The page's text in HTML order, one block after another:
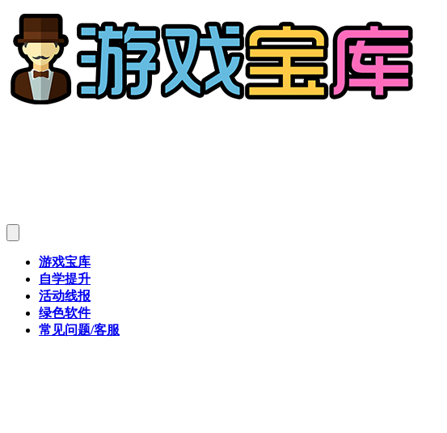
游戏宝库
自学提升
活动线报
绿色软件
常见问题/客服